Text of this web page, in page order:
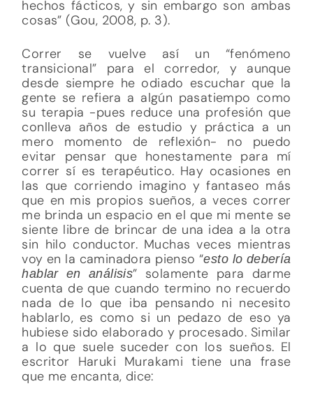
hechos fácticos, y sin embargo son ambas
cosas” (Gou, 2008, p. 3).
Correr se vuelve así un “fenómeno
transicional” para el corredor, y aunque
desde siempre he odiado escuchar que la
gente se refiera a algún pasatiempo como
su terapia -pues reduce una profesión que
conlleva años de estudio y práctica a un
mero momento de reflexión- no puedo
evitar pensar que honestamente para mí
correr sí es terapéutico. Hay ocasiones en
las que corriendo imagino y fantaseo más
que en mis propios sueños, a veces correr
me brinda un espacio en el que mi mente se
siente libre de brincar de una idea a la otra
sin hilo conductor. Muchas veces mientras
voy en la caminadora pienso “esto lo debería
hablar en análisis” solamente para darme
cuenta de que cuando termino no recuerdo
nada de lo que iba pensando ni necesito
hablarlo, es como si un pedazo de eso ya
hubiese sido elaborado y procesado. Similar
a lo que suele suceder con los sueños. El
escritor Haruki Murakami tiene una frase
que me encanta, dice: